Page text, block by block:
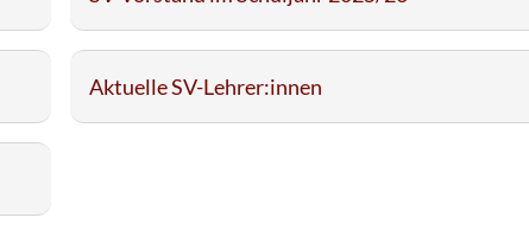
Aktuelle SV-Lehrer:innen